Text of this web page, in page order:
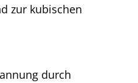
zur kubischen
durch